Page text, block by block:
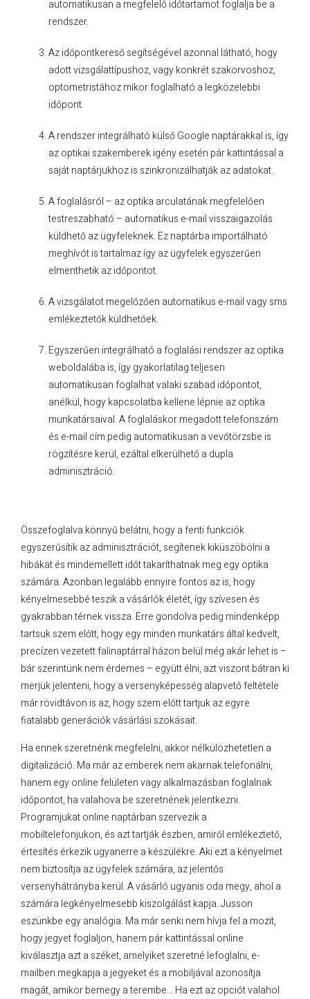
automatikusan a megfelelő időtartamot foglalja be a
rendszer.
Az időpontkereső segítségével azonnal látható, hogy
adott vizsgálattípushoz, vagy konkrét szakorvoshoz,
optometristához mikor foglalható a legközelebbi
időpont.
A rendszer integrálható külső Google naptárakkal is, így
az optikai szakemberek igény esetén pár kattintással a
saját naptárjukhoz is szinkronizálhatják az adatokat.
A foglalásról – az optika arculatának megfelelően
testreszabható – automatikus e-mail visszaigazolás
küldhető az ügyfeleknek. Ez naptárba importálható
meghívót is tartalmaz így az ügyfelek egyszerűen
elmenthetik az időpontot.
A vizsgálatot megelőzően automatikus e-mail vagy sms
emlékeztetők küldhetőek.
Egyszerűen integrálható a foglalási rendszer az optika
weboldalába is, így gyakorlatilag teljesen
automatikusan foglalhat valaki szabad időpontot,
anélkül, hogy kapcsolatba kellene lépnie az optika
munkatársaival. A foglaláskor megadott telefonszám
és e-mail cím pedig automatikusan a vevőtörzsbe is
rögzítésre kerül, ezáltal elkerülhető a dupla
adminisztráció.
Összefoglalva könnyű belátni, hogy a fenti funkciók
egyszerűsítik az adminisztrációt, segítenek kiküszöbölni a
hibákat és mindemellett időt takaríthatnak meg egy optika
számára. Azonban legalább ennyire fontos az is, hogy
kényelmesebbé teszik a vásárlók életét, így szívesen és
gyakrabban térnek vissza. Erre gondolva pedig mindenképp
tartsuk szem előtt, hogy egy minden munkatárs által kedvelt,
precízen vezetett falinaptárral házon belül még akár lehet is –
bár szerintünk nem érdemes – együtt élni, azt viszont bátran ki
merjük jelenteni, hogy a versenyképesség alapvető feltétele
már rövidtávon is az, hogy szem előtt tartjuk az egyre
fiatalabb generációk vásárlási szokásait.
Ha ennek szeretnénk megfelelni, akkor nélkülözhetetlen a
digitalizáció. Ma már az emberek nem akarnak telefonálni,
hanem egy online felületen vagy alkalmazásban foglalnak
időpontot, ha valahova be szeretnének jelentkezni.
Programjukat online naptárban szervezik a
mobiltelefonjukon, és azt tartják észben, amiről emlékeztető,
értesítés érkezik ugyanerre a készülékre. Aki ezt a kényelmet
nem biztosítja az ügyfelek számára, az jelentős
versenyhátrányba kerül. A vásárló ugyanis oda megy, ahol a
számára legkényelmesebb kiszolgálást kapja. Jusson
eszünkbe egy analógia. Ma már senki nem hívja fel a mozit,
hogy jegyet foglaljon, hanem pár kattintással online
kiválasztja azt a széket, amelyiket szeretné lefoglalni, e-
mailben megkapja a jegyeket és a mobiljával azonosítja
magát, amikor bemegy a terembe… Ha ezt az opciót valahol